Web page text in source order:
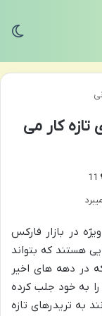
تازه کار می
11
در بازار فارکس
هستند که بتواند
در دهه های اخیر
به خود جلب کرده
به تریدرهای تازه